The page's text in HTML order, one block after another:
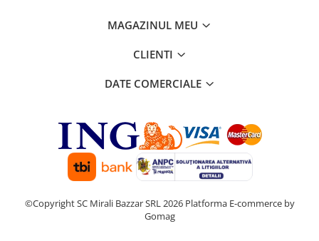
MAGAZINUL MEU
CLIENTI
DATE COMERCIALE
©Copyright SC Mirali Bazzar SRL 2026 Platforma E-commerce by
Gomag